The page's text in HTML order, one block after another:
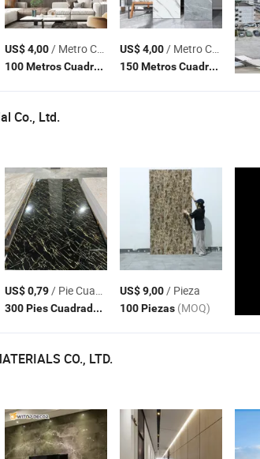
US$ 4,00/ Metro Cuadrado
100 Metros Cuadrados (MOQ)
US$ 4,00/ Metro Cuadrado
150 Metros Cuadrados
Co., Ltd.
PVC , decking WPC ,panel
US$ 0,79/ Pie Cuadrado
300 Pies Cuadrados (MOQ)
US$ 9,00/ Pieza
100 Piezas (MOQ)
CO., LTD.